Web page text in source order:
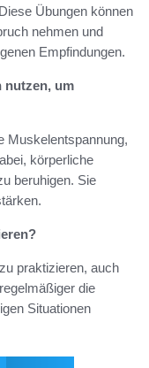
Übungen können
nehmen und
Empfindungen.
nutzen, um
Muskelentspannung,
körperliche
beruhigen. Sie
praktizieren, auch
die
Situationen